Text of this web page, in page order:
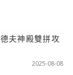
夫神殿雙拼攻
2025-08-08